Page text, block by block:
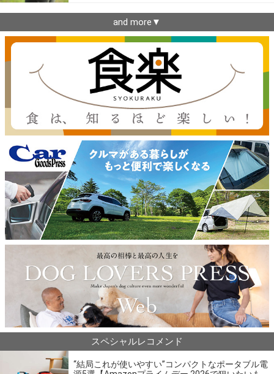
and more▼
スペシャルレコメンド
“結局これが使いやすい”コンパクトなポータブル電